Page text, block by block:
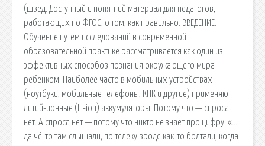
(швед. Доступный и понятний материал для педагогов,
работающих по ФГОС, о том, как правильно. ВВЕДЕНИЕ.
Обучение путем исследований в современной
образовательной практике рассматривается как один из
эффективных способов познания окружающего мира
ребенком. Наиболее часто в мобильных устройствах
(ноутбуки, мобильные телефоны, КПК и другие) применяют
литий-ионные (Li-ion) аккумуляторы. Потому что — спроса
нет. А спроса нет — потому что никто не знает про цифру: «…
да чё-то там слышали, по телеку вроде как-то болтали, когда-